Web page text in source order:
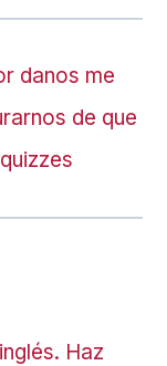
danos me
de que
Haz